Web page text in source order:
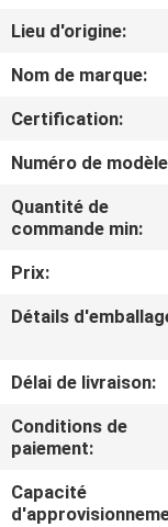
A
PROPOS
DE
VISITE
CONTRÔLE
QUALITÉ
NOUS
Lieu d'origine:
Nom de marque:
Certification:
Numéro de
Quantité de
commande min:
Prix:
Détails
Délai de livraison:
Conditions de
paiement:
Capacité